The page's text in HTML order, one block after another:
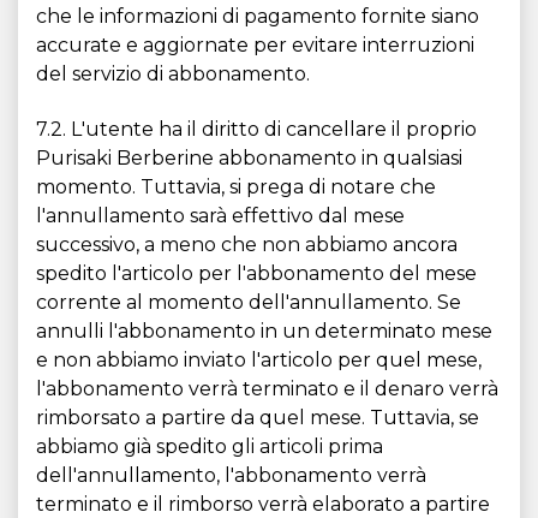
che le informazioni di pagamento fornite siano
accurate e aggiornate per evitare interruzioni
del servizio di abbonamento.
7.2. L'utente ha il diritto di cancellare il proprio
Purisaki Berberine abbonamento in qualsiasi
momento. Tuttavia, si prega di notare che
l'annullamento sarà effettivo dal mese
successivo, a meno che non abbiamo ancora
spedito l'articolo per l'abbonamento del mese
corrente al momento dell'annullamento. Se
annulli l'abbonamento in un determinato mese
e non abbiamo inviato l'articolo per quel mese,
l'abbonamento verrà terminato e il denaro verrà
rimborsato a partire da quel mese. Tuttavia, se
abbiamo già spedito gli articoli prima
dell'annullamento, l'abbonamento verrà
terminato e il rimborso verrà elaborato a partire